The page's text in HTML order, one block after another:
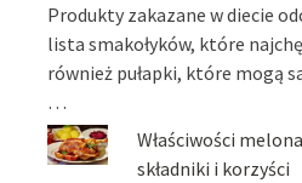
Produkty zakazane w diecie
lista smakołyków, które
również pułapki, które mogą
…
Właściwości
składniki i korzyści